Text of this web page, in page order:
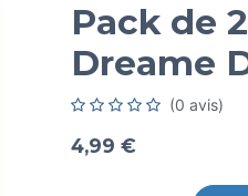
Pack de
Dreame
(0 avis)
4,99 €